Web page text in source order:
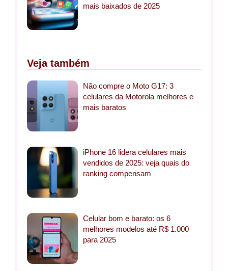
mais baixados de 2025
Veja também
Não compre o Moto G17: 3
celulares da Motorola melhores e
mais baratos
iPhone 16 lidera celulares mais
vendidos de 2025: veja quais do
ranking compensam
Celular bom e barato: os 6
melhores modelos até R$ 1.000
para 2025